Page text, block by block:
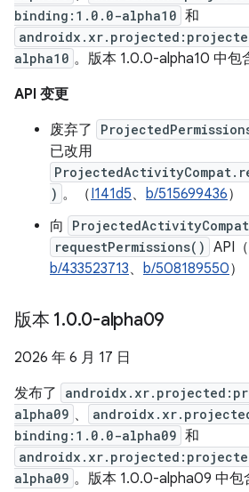
binding:1.0.0-alpha10 和
alpha10 。版本 1.0.0-alpha10 中包
API 变更
废弃了
已改用
) 。（I141d5、 b/515699436）
向
ProjectedActivityCompat
requestPermissions() API（
b/433523713、 b/508189550）
版本 1.0.0-alpha09
2026 年 6 月 17 日
发布了
alpha09 、
binding:1.0.0-alpha09 和
alpha09 。版本 1.0.0-alpha09 中包